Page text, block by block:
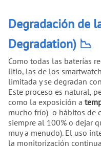
Degradación de
Degradation) 📉
Como todas las baterías
litio, las de los
limitada y se degradan
Este proceso es natural,
como la exposición a
mucho frío) o hábitos de
siempre al 100% o dejar
muy a menudo). El uso
la monitorización